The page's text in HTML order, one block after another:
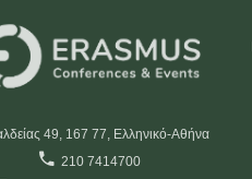
49, 167 77, Ελληνικό-Αθήνα
210 7414700